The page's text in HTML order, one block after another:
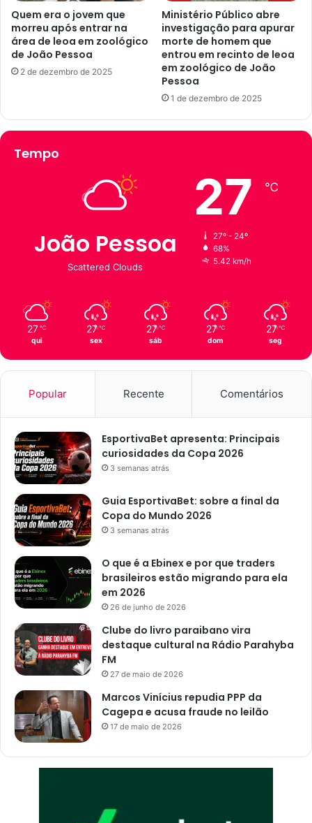
e
d
e
h
o
t
l
e
o
a
e
m
z
o
o
ó
g
o
d
e
J
ã
o
P
s
á
r
e
a
d
o
s
s
o
a
Quem era o jovem que
morreu após entrar na
área de leoa em zoológico
de João Pessoa
2 de dezembro de 2025
Ministério Público abre
investigação para apurar
morte de homem que
entrou em recinto de leoa
em zoológico de João
Pessoa
1 de dezembro de 2025
Tempo
João Pessoa
Scattered Clouds
27 ℃
27º - 24º
68%
5.42 km/h
27 ℃
qui
27 ℃
sex
27 ℃
sáb
27 ℃
dom
27 ℃
seg
Popular Recente Comentários
EsportivaBet apresenta: Principais
curiosidades da Copa 2026
3 semanas atrás
Guia EsportivaBet: sobre a final da
Copa do Mundo 2026
3 semanas atrás
O que é a Ebinex e por que traders
brasileiros estão migrando para ela
em 2026
26 de junho de 2026
Clube do livro paraibano vira
destaque cultural na Rádio Parahyba
FM
27 de maio de 2026
Marcos Vinícius repudia PPP da
Cagepa e acusa fraude no leilão
17 de maio de 2026